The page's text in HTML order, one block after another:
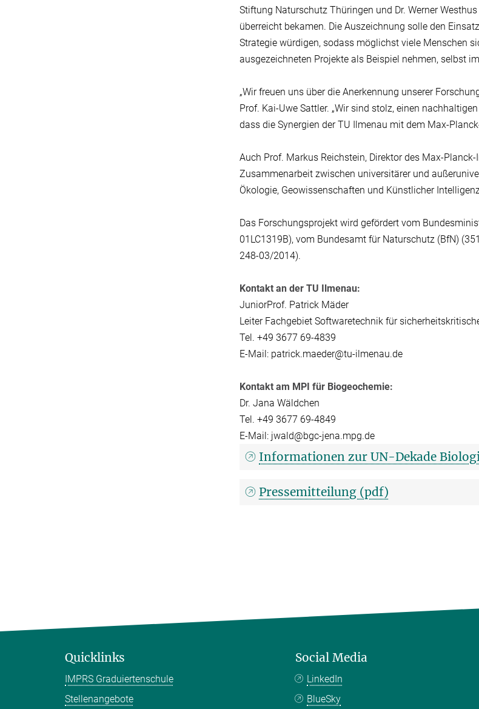
Stiftung Naturschutz Thüringen und Dr. Werner
überreicht bekamen. Die Auszeichnung solle den
Strategie würdigen, sodass möglichst viele Menschen
ausgezeichneten Projekte als Beispiel nehmen, selbst
„Wir freuen uns über die Anerkennung unserer
Prof. Kai-Uwe Sattler. „Wir sind stolz, einen
dass die Synergien der TU Ilmenau mit dem Max-
Auch Prof. Markus Reichstein, Direktor des Max-
Zusammenarbeit zwischen universitärer und
Ökologie, Geowissenschaften und Künstlicher
Das Forschungsprojekt wird gefördert vom
01LC1319B), vom Bundesamt für Naturschutz (BfN)
248-03/2014).
Kontakt an der TU Ilmenau:
JuniorProf. Patrick Mäder
Leiter Fachgebiet Softwaretechnik für
Tel. +49 3677 69-4839
E-Mail: patrick.maeder@tu-ilmenau.de
Kontakt am MPI für Biogeochemie:
Dr. Jana Wäldchen
Tel. +49 3677 69-4849
E-Mail: jwald@bgc-jena.mpg.de
Informationen zur UN-Dekade
Pressemitteilung (pdf)
Quicklinks
IMPRS Graduiertenschule
Stellenangebote
Social Media
LinkedIn
BlueSky